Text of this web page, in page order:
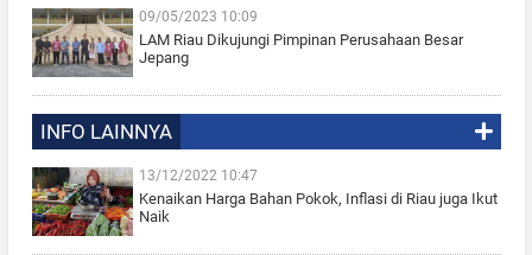
09/05/2023 10:09
LAM Riau Dikujungi Pimpinan Perusahaan Besar
Jepang
INFO LAINNYA
13/12/2022 10:47
Kenaikan Harga Bahan Pokok, Inflasi di Riau juga Ikut
Naik